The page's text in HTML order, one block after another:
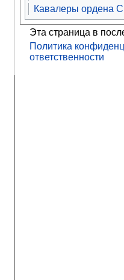
Кавалеры ордена
Эта страница в
Политика
ответственности